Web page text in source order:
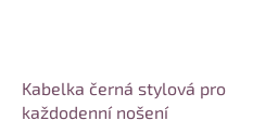
Kabelka černá stylová pro
každodenní nošení